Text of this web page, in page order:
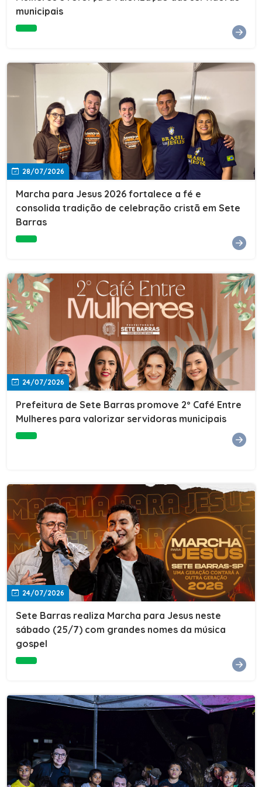
Cultura, Esporte e Lazer, Paulo Thomas, prestigiou os
compromisso da nossa gestão com a inclusão,
oferecendo a jovens e adultos a oportunidade de
concluir seus estudos e construir um futuro melhor.
Cada certificado entregue simboliza esforço,
determinação e a certeza de que investir em educação
é investir no desenvolvimento de Sete Barras."A
Prefeitura de Sete Barras também agradeceu ao SESI,
parceiro fundamental na retomada e ampliação da
Educação de Jovens e Adultos, aos professores, à
equipe da Secretaria Municipal de Educação e a todos
os profissionais que contribuíram para que esse
importante projeto voltasse a transformar a vida de
municipais
28/07/2026
Marcha para Jesus 2026 fortalece a fé e
consolida tradição de celebração cristã em Sete
Barras
24/07/2026
Prefeitura de Sete Barras promove 2º Café Entre
Mulheres para valorizar servidoras municipais
24/07/2026
Sete Barras realiza Marcha para Jesus neste
sábado (25/7) com grandes nomes da música
gospel